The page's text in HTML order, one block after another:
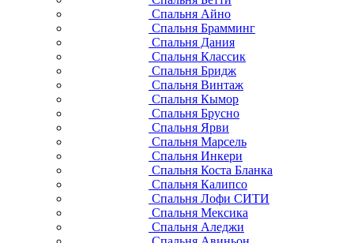
Спальня Айно
Спальня Брамминг
Спальня Дания
Спальня Классик
Спальня Бридж
Спальня Винтаж
Спальня Кымор
Спальня Брусно
Спальня Ярви
Спальня Марсель
Спальня Инкери
Спальня Коста Бланка
Спальня Калипсо
Спальня Лофи СИТИ
Спальня Мексика
Спальня Аледжи